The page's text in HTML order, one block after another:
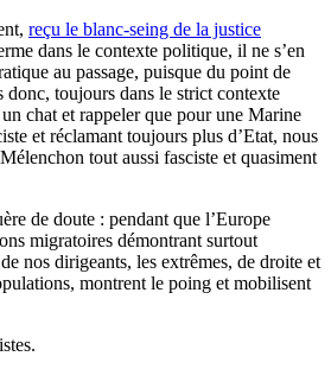
reçu le blanc-seing de la justice
dans le contexte politique, il ne s’en
au passage, puisque du point de
toujours dans le strict contexte
chat et rappeler que pour une Marine
et réclamant toujours plus d’Etat, nous
tout aussi fasciste et quasiment
de doute : pendant que l’Europe
migratoires démontrant surtout
nos dirigeants, les extrêmes, de droite et
montrent le poing et mobilisent